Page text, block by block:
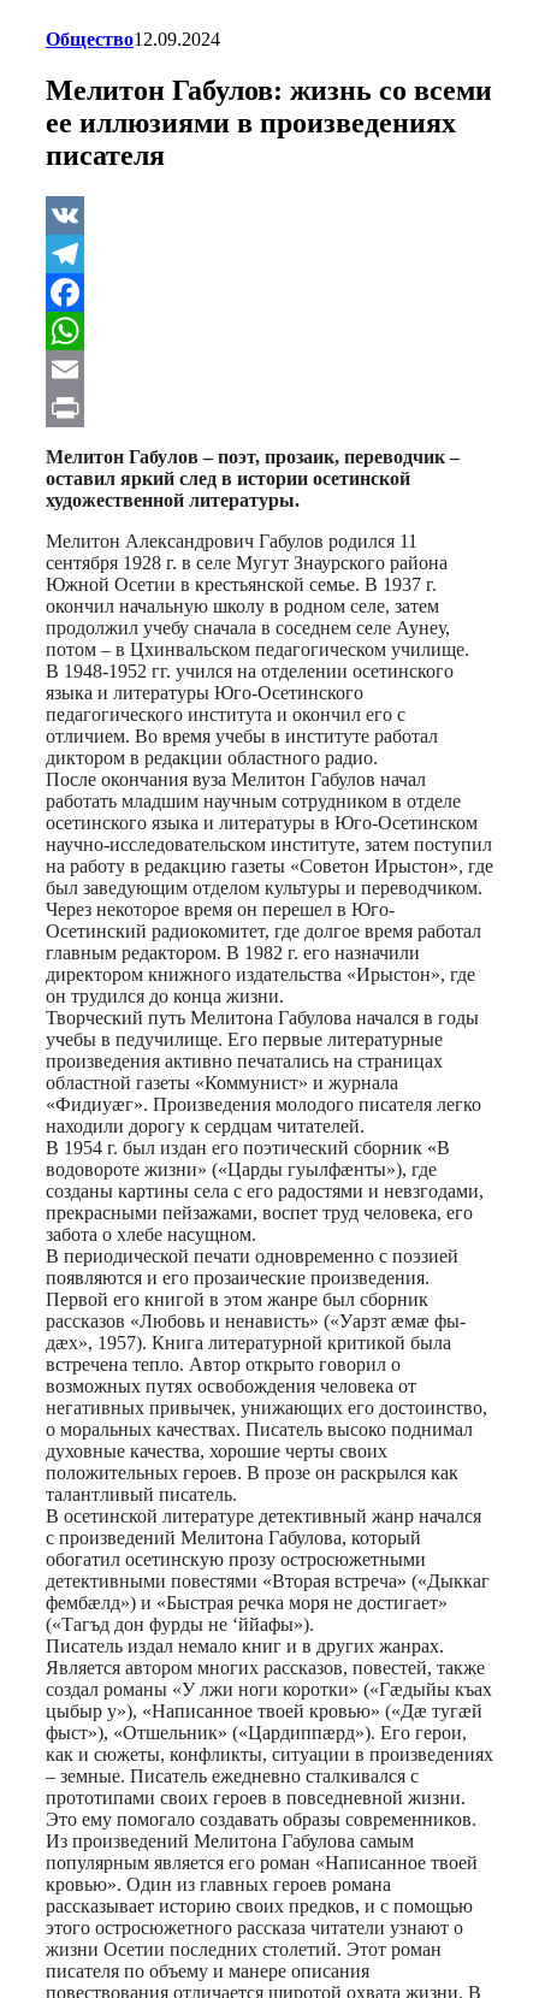
Общество12.09.2024
Мелитон Габулов: жизнь со всеми
ее иллюзиями в произведениях
писателя
VK
Telegram
Facebook
WhatsApp
Email
Print
Мелитон Габулов – поэт, прозаик, переводчик –
оставил яркий след в истории осетинской
художественной литературы.
Мелитон Александрович Габулов родился 11
сентября 1928 г. в селе Мугут Знаурского района
Южной Осетии в крестьянской семье. В 1937 г.
окончил начальную школу в родном селе, затем
продолжил учебу сначала в соседнем селе Аунеу,
потом – в Цхинвальском педагогическом училище.
В 1948-1952 гг. учился на отделении осетинского
языка и литературы Юго-Осетинского
педагогического института и окончил его с
отличием. Во время учебы в институте работал
диктором в редакции областного радио.
После окончания вуза Мелитон Габулов начал
работать младшим научным сотрудником в отделе
осетинского языка и литературы в Юго-Осетинском
научно-исследовательском институте, затем поступил
на работу в редакцию газеты «Советон Ирыстон», где
был заведующим отделом культуры и переводчиком.
Через некоторое время он перешел в Юго-
Осетинский радиокомитет, где долгое время работал
главным редактором. В 1982 г. его назначили
директором книжного издательства «Ирыстон», где
он трудился до конца жизни.
Творческий путь Мелитона Габулова начался в годы
учебы в педучилище. Его первые литературные
произведения активно печатались на страницах
областной газеты «Коммунист» и журнала
«Фидиуæг». Произведения молодого писателя легко
находили дорогу к сердцам читателей.
В 1954 г. был издан его поэтический сборник «В
водовороте жизни» («Царды гуылфæнты»), где
созданы картины села с его радостями и невзгодами,
прекрасными пейзажами, воспет труд человека, его
забота о хлебе насущном.
В периодической печати одновременно с поэзией
появляются и его прозаические произведения.
Первой его книгой в этом жанре был сборник
рассказов «Любовь и ненависть» («Уарзт æмæ фы-
дæх», 1957). Книга литературной критикой была
встречена тепло. Автор открыто говорил о
возможных путях освобождения человека от
негативных привычек, унижающих его достоинство,
о моральных качествах. Писатель высоко поднимал
духовные качества, хорошие черты своих
положительных героев. В прозе он раскрылся как
талантливый писатель.
В осетинской литературе детективный жанр начался
с произведений Мелитона Габулова, который
обогатил осетинскую прозу остросюжетными
детективными повестями «Вторая встреча» («Дыккаг
фембæлд») и «Быстрая речка моря не достигает»
(«Тагъд дон фурды не ‘ййафы»).
Писатель издал немало книг и в других жанрах.
Является автором многих рассказов, повестей, также
создал романы «У лжи ноги коротки» («Гæдыйы къах
цыбыр у»), «Написанное твоей кровью» («Дæ тугæй
фыст»), «Отшельник» («Цардиппæрд»). Его герои,
как и сюжеты, конфликты, ситуации в произведениях
– земные. Писатель ежедневно сталкивался с
прототипами своих героев в повседневной жизни.
Это ему помогало создавать образы современников.
Из произведений Мелитона Габулова самым
популярным является его роман «Написанное твоей
кровью». Один из главных героев романа
рассказывает историю своих предков, и с помощью
этого остросюжетного рассказа читатели узнают о
жизни Осетии последних столетий. Этот роман
писателя по объему и манере описания
повествования отличается широтой охвата жизни. В